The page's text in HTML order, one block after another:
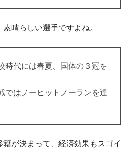
晴らしい選手ですよね。
時代には春夏、国体の３冠を
ではノーヒットノーランを達
籍が決まって、経済効果もスゴイ